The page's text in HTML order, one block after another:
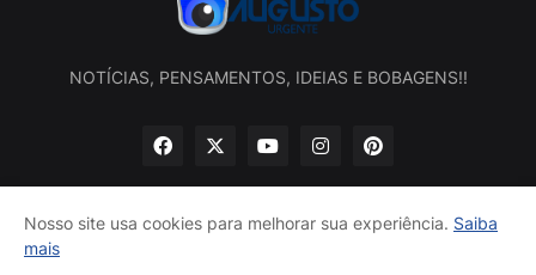
NOTÍCIAS, PENSAMENTOS, IDEIAS E BOBAGENS!!
Início
Nosso site usa cookies para melhorar sua experiência. Saiba
mais